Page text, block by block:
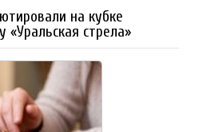
на кубке
«Уральская стрела»